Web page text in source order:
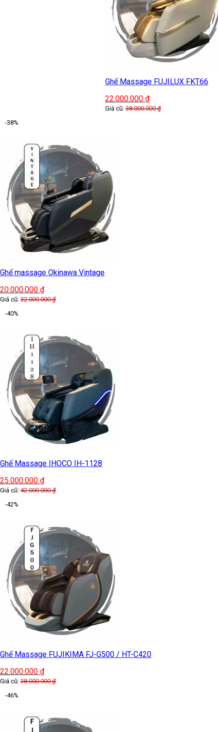
Ghế Massage FUJILUX FKT66
22.000.000 ₫
Giá cũ: 38.000.000₫
-38%
Ghế massage Okinawa Vintage
20.000.000 ₫
Giá cũ: 32.000.000₫
-40%
Ghế Massage IHOCO IH-1128
25.000.000 ₫
Giá cũ: 42.000.000₫
-42%
Ghế Massage FUJIKIMA FJ-G500 / HT-C420
22.000.000 ₫
Giá cũ: 38.000.000₫
-46%